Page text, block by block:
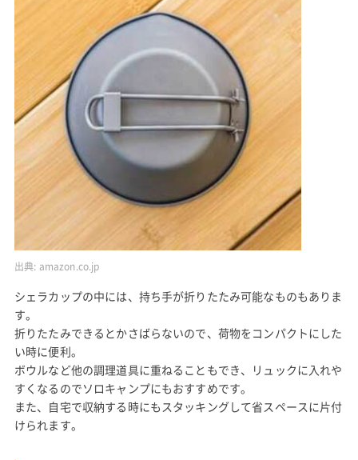
出典: amazon.co.jp
シェラカップの中には、持ち手が折りたたみ可能なものもありま
す。
折りたたみできるとかさばらないので、荷物をコンパクトにした
い時に便利。
ボウルなど他の調理道具に重ねることもでき、リュックに入れや
すくなるのでソロキャンプにもおすすめです。
また、自宅で収納する時にもスタッキングして省スペースに片付
けられます。